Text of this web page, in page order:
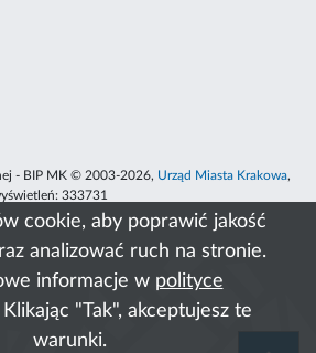
cookie, aby poprawić jakość
analizować ruch na stronie.
informacje w polityce
Klikając "Tak", akceptujesz te
warunki.
- BIP MK © 2003-2026, Urząd Miasta Krakowa,
333731